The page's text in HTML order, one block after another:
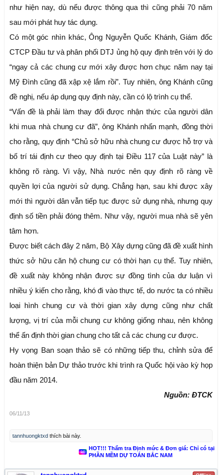
như hiện nay, dù nếu được thông qua thì cũng phải 70 năm
sau mới phát huy tác dụng.
Có một góc nhìn khác, Ông Nguyễn Quốc Khánh, Giám đốc
CTCP Đầu tư và phân phối DTJ ủng hộ quy định trên với lý do
“ngay cả các chung cư mới xây được hơn chục năm nay tại
Mỹ Đình cũng đã xập xệ lắm rồi”. Tuy nhiên, ông Khánh cũng
đề nghị, nếu áp dụng quy định này, cần có lộ trình cụ thể.
“Vấn đề là phải làm thay đổi được nhận thức của người dân
khi mua nhà chung cư đã”, ông Khánh nhấn mạnh, đồng thời
cho rằng, quy định “Chủ sở hữu nhà chung cư được hỗ trợ và
bố trí tái định cư theo quy định tại Điều 117 của Luật này” là
không rõ ràng. Vì vậy, Nhà nước nên quy định rõ ràng về
quyền lợi của người sử dụng. Chẳng hạn, sau khi được xây
mới thì người dân vẫn tiếp tục được sử dụng nhà, nhưng quy
định số tiền phải đóng thêm. Như vậy, người mua nhà sẽ yên
tâm hơn.
Được biết cách đây 2 năm, Bộ Xây dựng cũng đã đề xuất hình
thức sở hữu căn hộ chung cư có thời hạn cụ thể. Tuy nhiên,
đề xuất này không nhận được sự đồng tình của dư luận vì
nhiều ý kiến cho rằng, khó đi vào thực tế, do nước ta có nhiều
loại hình chung cư và thời gian xây dựng cũng như chất
lượng, vị trí của mỗi chung cư không giống nhau, nên không
thể ấn định thời gian chung cho tất cả các chung cư được.
Hy vọng Ban soạn thảo sẽ có những tiếp thu, chỉnh sửa để
hoàn thiện bản Dự thảo trước khi trình ra Quốc hội vào kỳ họp
đầu năm 2014.
Nguồn: ĐTCK
06/11/13
tannhuongktxd thích bài này.
HOT!!! Thẩm tra Định mức & Đơn giá: Chỉ có tại
PHẦN MỀM DỰ TOÁN BẮC NAM